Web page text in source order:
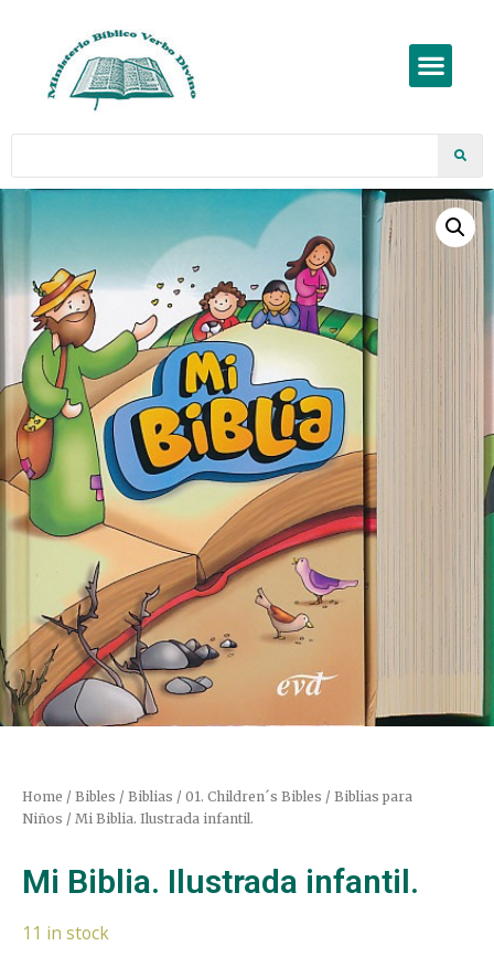
Home / Bibles / Biblias / 01. Children´s Bibles / Biblias para
Niños / Mi Biblia. Ilustrada infantil.
Mi Biblia. Ilustrada infantil.
11 in stock